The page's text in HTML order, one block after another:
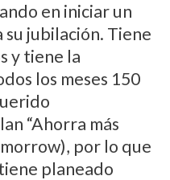
en iniciar un
su jubilación. Tiene
y tiene la
los meses 150
“Ahorra más
por lo que
planeado